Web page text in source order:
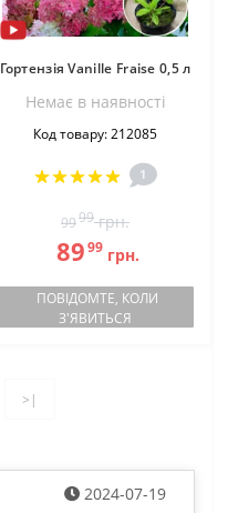
Гортензія Vanille Fraise 0,5 л
Немає в наявностi
Код товару: 212085
1
9999грн.
8999 грн.
ПОВІДОМТЕ, КОЛИ
З'ЯВИТЬСЯ
>|
2024-07-19